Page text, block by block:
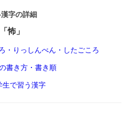
字の詳細
「怖」
・りっしんべん・したごころ
書き方・書き順
生で習う漢字